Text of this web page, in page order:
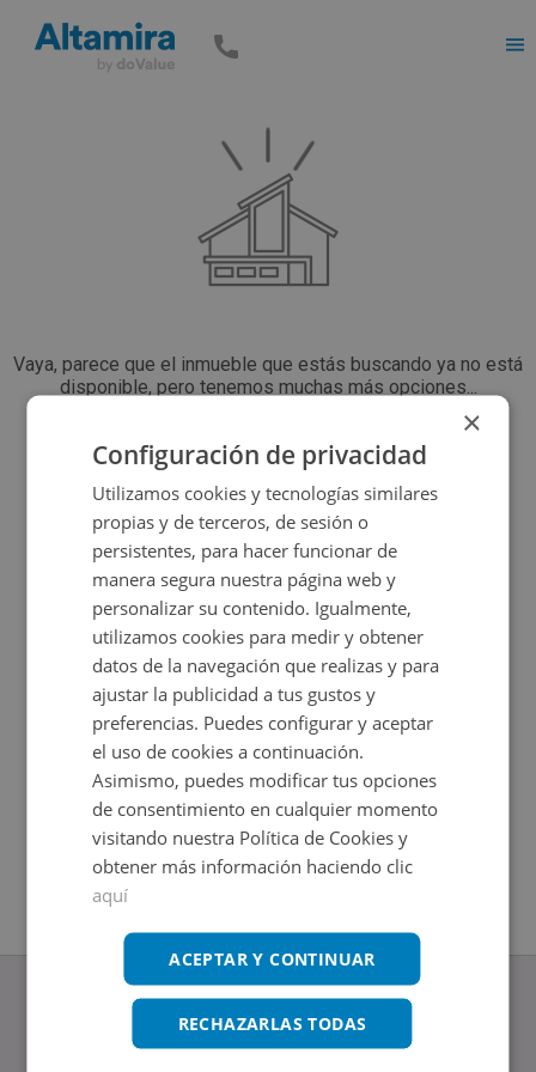
Vaya, parece que el inmueble que estás buscando ya no está
disponible, pero tenemos muchas más opciones...
Volver a buscar
Garaje en venta en RESIDENCIAL ALBOLAFIA 24
Impuestos no incluidos
×
Configuración de privacidad
Utilizamos cookies y tecnologías similares
propias y de terceros, de sesión o
persistentes, para hacer funcionar de
manera segura nuestra página web y
personalizar su contenido. Igualmente,
utilizamos cookies para medir y obtener
datos de la navegación que realizas y para
ajustar la publicidad a tus gustos y
preferencias. Puedes configurar y aceptar
el uso de cookies a continuación.
Asimismo, puedes modificar tus opciones
de consentimiento en cualquier momento
visitando nuestra Política de Cookies y
obtener más información haciendo clic
aquí
ACEPTAR Y CONTINUAR
RECHAZARLAS TODAS